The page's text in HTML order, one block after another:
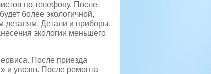
по телефону. После
более экологичной,
деталям. Детали и приборы,
экологии меньшего
После приезда
и увозят. После ремонта